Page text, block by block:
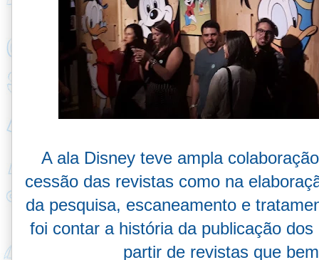
A ala Disney teve ampla
cessão das revistas como na
da pesquisa, escaneamento e
foi contar a história da publicação
partir de revistas que